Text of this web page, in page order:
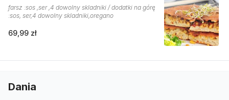
farsz :sos ,ser ,4 dowolny skladniki / dodatki na górę
:sos, ser,4 dowolny skladniki,oregano
69,99 zł
Dania